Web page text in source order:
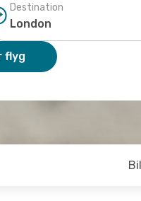
Destination
flyg